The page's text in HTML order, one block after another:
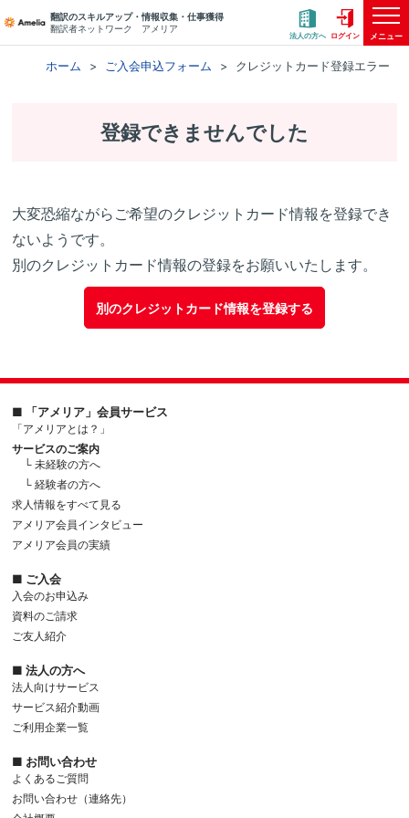
翻訳のスキルアップ・情報収集・仕事獲得
翻訳者ネットワーク アメリア
法人の方へ ログイン メニュー
ホーム ご入会申込フォーム クレジットカード登録エラー
登録できませんでした
大変恐縮ながらご希望のクレジットカード情報を登録でき
ないようです。
別のクレジットカード情報の登録をお願いいたします。
別のクレジットカード情報を登録する
■ 「アメリア」会員サービス
「アメリアとは？」
サービスのご案内
└ 未経験の方へ
└ 経験者の方へ
求人情報をすべて見る
アメリア会員インタビュー
アメリア会員の実績
■ ご入会
入会のお申込み
資料のご請求
ご友人紹介
■ 法人の方へ
法人向けサービス
サービス紹介動画
ご利用企業一覧
■ お問い合わせ
よくあるご質問
お問い合わせ（連絡先）